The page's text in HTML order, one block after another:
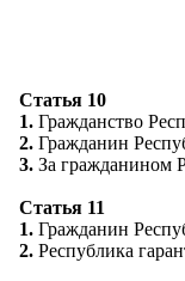
Статья 10
1. Гражданство
2. Гражданин
3. За гражданином
Статья 11
1. Гражданин
2. Республика